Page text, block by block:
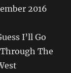
2016
I’ll Go
The